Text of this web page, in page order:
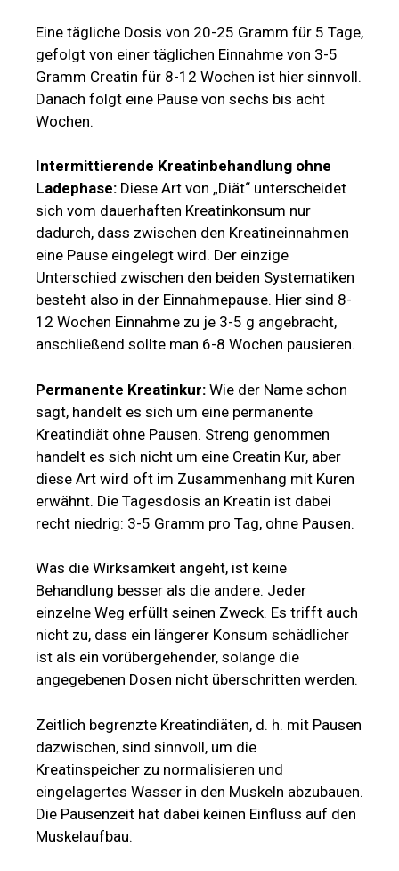
Eine tägliche Dosis von 20-25 Gramm für 5 Tage,
gefolgt von einer täglichen Einnahme von 3-5
Gramm Creatin für 8-12 Wochen ist hier sinnvoll.
Danach folgt eine Pause von sechs bis acht
Wochen.
Intermittierende Kreatinbehandlung ohne
Ladephase: Diese Art von „Diät“ unterscheidet
sich vom dauerhaften Kreatinkonsum nur
dadurch, dass zwischen den Kreatineinnahmen
eine Pause eingelegt wird. Der einzige
Unterschied zwischen den beiden Systematiken
besteht also in der Einnahmepause. Hier sind 8-
12 Wochen Einnahme zu je 3-5 g angebracht,
anschließend sollte man 6-8 Wochen pausieren.
Permanente Kreatinkur: Wie der Name schon
sagt, handelt es sich um eine permanente
Kreatindiät ohne Pausen. Streng genommen
handelt es sich nicht um eine Creatin Kur, aber
diese Art wird oft im Zusammenhang mit Kuren
erwähnt. Die Tagesdosis an Kreatin ist dabei
recht niedrig: 3-5 Gramm pro Tag, ohne Pausen.
Was die Wirksamkeit angeht, ist keine
Behandlung besser als die andere. Jeder
einzelne Weg erfüllt seinen Zweck. Es trifft auch
nicht zu, dass ein längerer Konsum schädlicher
ist als ein vorübergehender, solange die
angegebenen Dosen nicht überschritten werden.
Zeitlich begrenzte Kreatindiäten, d. h. mit Pausen
dazwischen, sind sinnvoll, um die
Kreatinspeicher zu normalisieren und
eingelagertes Wasser in den Muskeln abzubauen.
Die Pausenzeit hat dabei keinen Einfluss auf den
Muskelaufbau.